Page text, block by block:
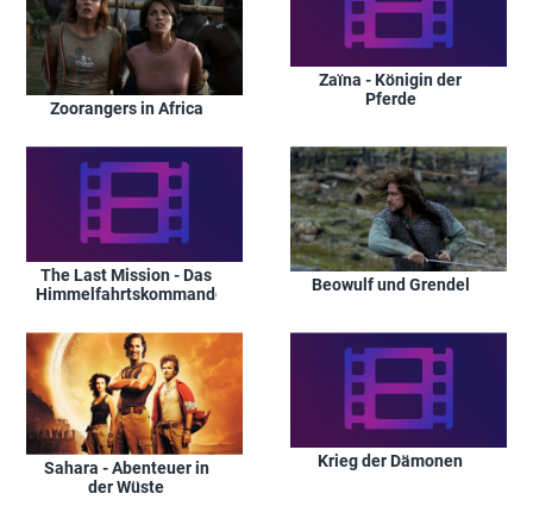
Zoorangers in Africa
Zaïna - Königin der
Pferde
The Last Mission - Das
Himmelfahrtskommando
Beowulf und Grendel
Sahara - Abenteuer in
der Wüste
Krieg der Dämonen